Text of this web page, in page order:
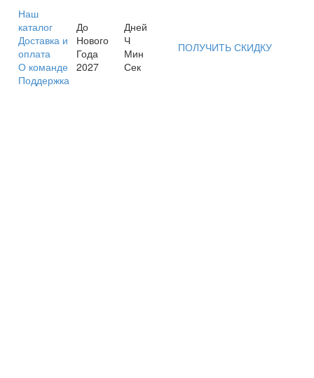
Наш
каталог
Доставка и
оплата
О команде
Поддержка
До
Нового
Года
2027
Дней
Ч
Мин
Сек
ПОЛУЧИТЬ СКИДКУ